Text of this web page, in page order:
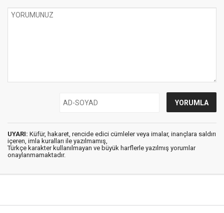
UYARI: Küfür, hakaret, rencide edici cümleler veya imalar, inançlara saldırı
içeren, imla kuralları ile yazılmamış,
Türkçe karakter kullanılmayan ve büyük harflerle yazılmış yorumlar
onaylanmamaktadır.